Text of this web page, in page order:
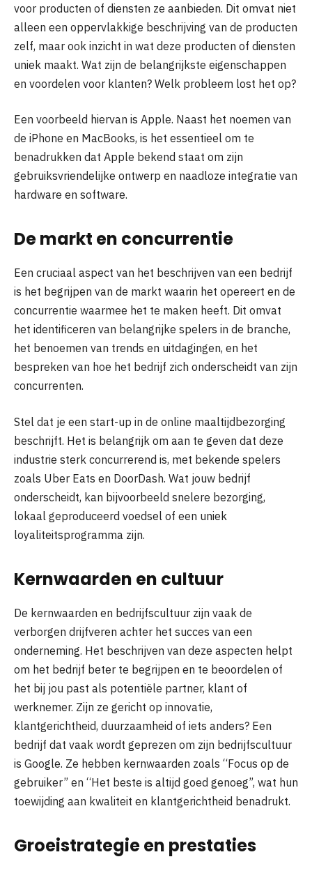
voor producten of diensten ze aanbieden. Dit omvat niet
alleen een oppervlakkige beschrijving van de producten
zelf, maar ook inzicht in wat deze producten of diensten
uniek maakt. Wat zijn de belangrijkste eigenschappen
en voordelen voor klanten? Welk probleem lost het op?
Een voorbeeld hiervan is Apple. Naast het noemen van
de iPhone en MacBooks, is het essentieel om te
benadrukken dat Apple bekend staat om zijn
gebruiksvriendelijke ontwerp en naadloze integratie van
hardware en software.
De markt en concurrentie
Een cruciaal aspect van het beschrijven van een bedrijf
is het begrijpen van de markt waarin het opereert en de
concurrentie waarmee het te maken heeft. Dit omvat
het identificeren van belangrijke spelers in de branche,
het benoemen van trends en uitdagingen, en het
bespreken van hoe het bedrijf zich onderscheidt van zijn
concurrenten.
Stel dat je een start-up in de online maaltijdbezorging
beschrijft. Het is belangrijk om aan te geven dat deze
industrie sterk concurrerend is, met bekende spelers
zoals Uber Eats en DoorDash. Wat jouw bedrijf
onderscheidt, kan bijvoorbeeld snelere bezorging,
lokaal geproduceerd voedsel of een uniek
loyaliteitsprogramma zijn.
Kernwaarden en cultuur
De kernwaarden en bedrijfscultuur zijn vaak de
verborgen drijfveren achter het succes van een
onderneming. Het beschrijven van deze aspecten helpt
om het bedrijf beter te begrijpen en te beoordelen of
het bij jou past als potentiële partner, klant of
werknemer. Zijn ze gericht op innovatie,
klantgerichtheid, duurzaamheid of iets anders? Een
bedrijf dat vaak wordt geprezen om zijn bedrijfscultuur
is Google. Ze hebben kernwaarden zoals “Focus op de
gebruiker” en “Het beste is altijd goed genoeg”, wat hun
toewijding aan kwaliteit en klantgerichtheid benadrukt.
Groeistrategie en prestaties